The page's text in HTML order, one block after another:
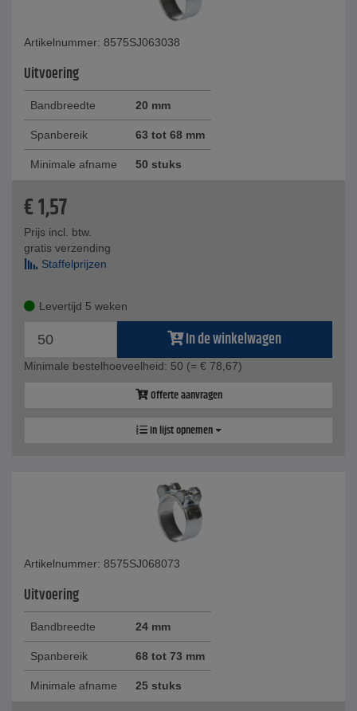
Artikelnummer: 8575SJ063038
Uitvoering
Bandbreedte 20 mm
Spanbereik 63 tot 68 mm
Minimale afname 50 stuks
€1,57
Prijs incl. btw.
gratis verzending
Staffelprijzen
Levertijd 5 weken
In de winkelwagen
Minimale bestelhoeveelheid: 50 (= € 78,67)
Offerte aanvragen
In lijst opnemen
Artikelnummer: 8575SJ068073
Uitvoering
Bandbreedte 24 mm
Spanbereik 68 tot 73 mm
Minimale afname 25 stuks